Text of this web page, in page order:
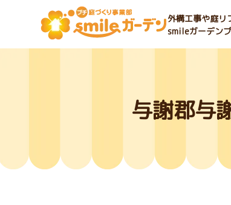
外構工事や庭リ
smileガーデン
与謝郡与